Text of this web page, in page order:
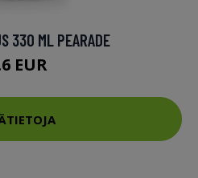
330 ML PEARADE
EUR